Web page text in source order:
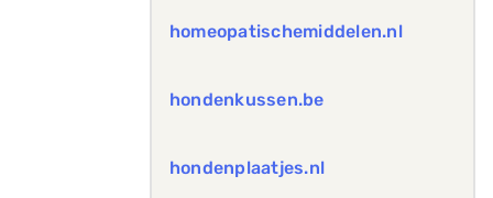
homeopatischemiddelen.nl
hondenkussen.be
hondenplaatjes.nl